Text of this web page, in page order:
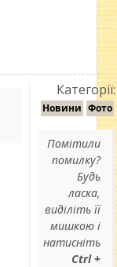
Категорії:
Новини Фото
Помітили
помилку?
Будь
ласка,
виділіть її
мишкою і
натисніть
Ctrl +